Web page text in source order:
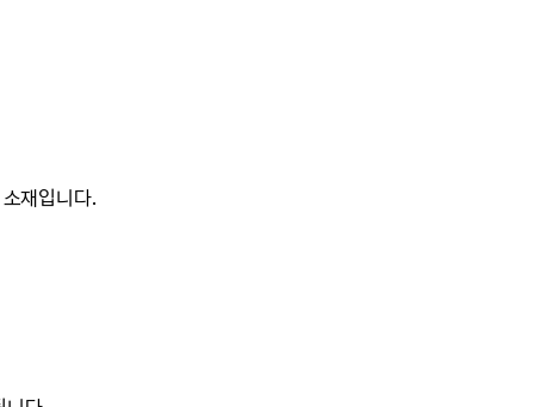
재입니다.